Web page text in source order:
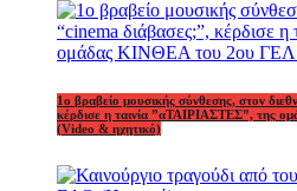
1o βραβείο μουσικής σύνθεσης, στον
κέρδισε η ταινία ”αΤΑΙΡΙΑΣΤΕΣ”, της
(Video & ηχητικό)